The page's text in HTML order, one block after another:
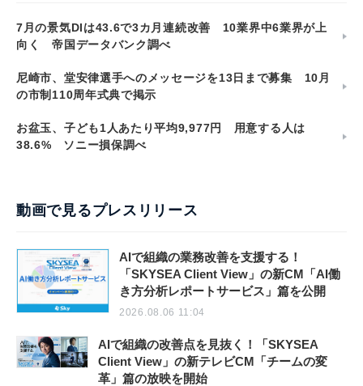
7月の景気DIは43.6で3カ月連続改善 10業界中6業界が上
向く 帝国データバンク調べ
尼崎市、堂安律選手へのメッセージを13日まで募集 10月
の市制110周年式典で掲示
お盆玉、子ども1人あたり平均9,977円 用意する人は
38.6% ソニー損保調べ
動画で見るプレスリリース
AIで組織の業務改善を支援する！
「SKYSEA Client View」の新CM「AI働
き方分析レポートサービス」篇を公開
2026.08.06 11:04
AIで組織の改善点を見抜く！「SKYSEA
Client View」の新テレビCM「チームの変
革」篇の放映を開始